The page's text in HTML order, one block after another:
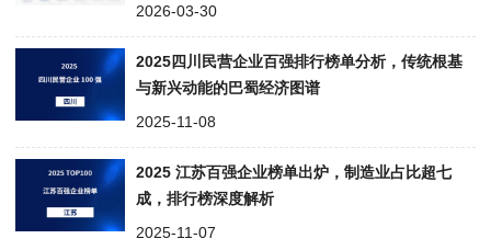
2026-03-30
2025四川民营企业百强排行榜单分析，传统根基
与新兴动能的巴蜀经济图谱
2025-11-08
2025 江苏百强企业榜单出炉，制造业占比超七
成，排行榜深度解析
2025-11-07